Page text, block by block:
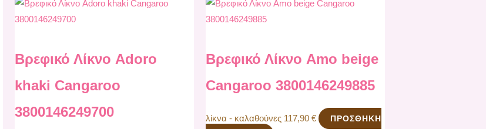
Βρεφικό Λίκνο Adoro
khaki Cangaroo
3800146249700
Βρεφικό Λίκνο Amo beige
Cangaroo 3800146249885
λίκνα - καλαθούνες 117,90 €
ΠΡΟΣΘΉΚΗ